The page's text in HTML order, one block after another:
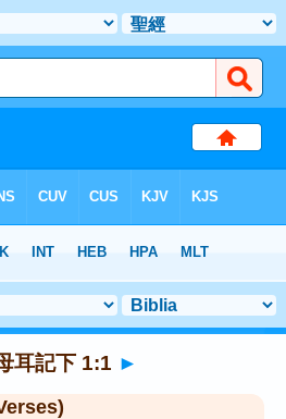
耳記下 1:1 ►